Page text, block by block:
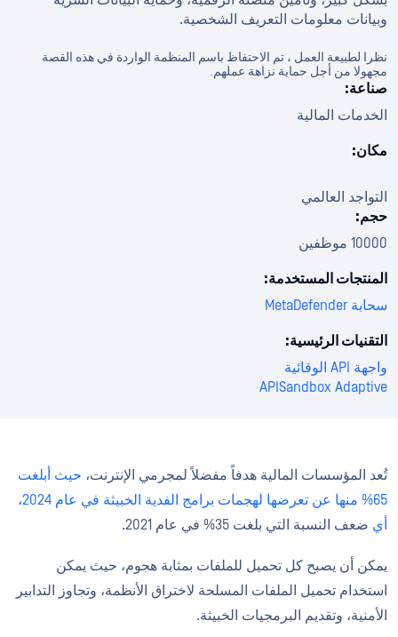
وبيانات معلومات التعريف الشخصية.
نظرا لطبيعة العمل ، تم الاحتفاظ باسم المنظمة الواردة في هذه القصة
مجهولا من أجل حماية نزاهة عملهم.
صناعة:
الخدمات المالية
مكان:
التواجد العالمي
حجم:
10000 موظفين
المنتجات المستخدمة:
سحابة MetaDefender
التقنيات الرئيسية:
واجهة API الوقائية
APISandbox Adaptive
تُعد المؤسسات المالية هدفاً مفضلاً لمجرمي الإنترنت، حيث أبلغت
65% منها عن تعرضها لهجمات برامج الفدية الخبيثة في عام 2024،
أي ضعف النسبة التي بلغت 35% في عام 2021.
يمكن أن يصبح كل تحميل للملفات بمثابة هجوم، حيث يمكن
استخدام تحميل الملفات المسلحة لاختراق الأنظمة، وتجاوز التدابير
الأمنية، وتقديم البرمجيات الخبيثة.